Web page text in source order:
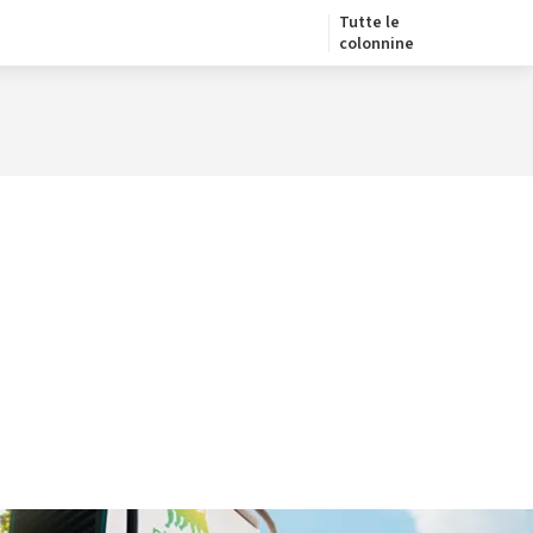
Tutte le
colonnine